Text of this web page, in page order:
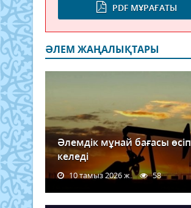
PDF МҰРАҒАТЫ
ӘЛЕМ ЖАҢАЛЫҚТАРЫ
Әлемдік мұнай бағасы өсіп
келеді
10 тамыз 2026 ж. 58